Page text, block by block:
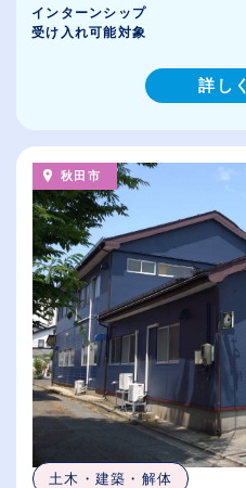
インターンシップ
受け入れ可能対象
詳し
秋田市
土木・建築・解体